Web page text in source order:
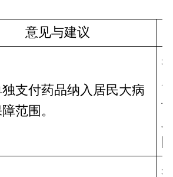
意见与建议
支付药品纳入居民大病
范围。